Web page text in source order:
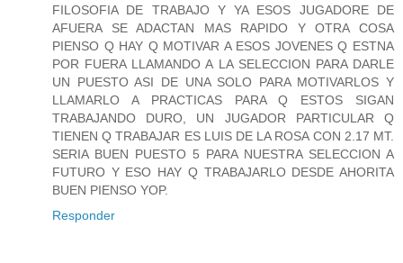
FILOSOFIA DE TRABAJO Y YA ESOS JUGADORE DE
AFUERA SE ADACTAN MAS RAPIDO Y OTRA COSA
PIENSO Q HAY Q MOTIVAR A ESOS JOVENES Q ESTNA
POR FUERA LLAMANDO A LA SELECCION PARA DARLE
UN PUESTO ASI DE UNA SOLO PARA MOTIVARLOS Y
LLAMARLO A PRACTICAS PARA Q ESTOS SIGAN
TRABAJANDO DURO, UN JUGADOR PARTICULAR Q
TIENEN Q TRABAJAR ES LUIS DE LA ROSA CON 2.17 MT.
SERIA BUEN PUESTO 5 PARA NUESTRA SELECCION A
FUTURO Y ESO HAY Q TRABAJARLO DESDE AHORITA
BUEN PIENSO YOP.
Responder